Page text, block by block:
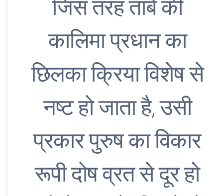
जिस तरह तांबे की
कालिमा प्रधान का
छिलका क्रिया विशेष से
नष्ट हो जाता है, उसी
प्रकार पुरुष का विकार
रूपी दोष व्रत से दूर हो